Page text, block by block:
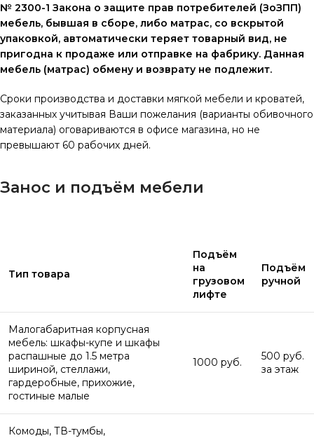
№ 2300-1 Закона о защите прав потребителей (ЗоЗПП)
мебель, бывшая в сборе, либо матрас, со вскрытой
упаковкой, автоматически теряет товарный вид, не
пригодна к продаже или отправке на фабрику. Данная
мебель (матрас) обмену и возврату не подлежит.
Сроки производства и доставки мягкой мебели и кроватей,
заказанных учитывая Ваши пожелания (варианты обивочного
материала) оговариваются в офисе магазина, но не
превышают 60 рабочих дней.
Занос и подъём мебели
Тип товара
Подъём
на
грузовом
лифте
Подъём
ручной
Малогабаритная корпусная
мебель: шкафы-купе и шкафы
распашные до 1.5 метра
шириной, стеллажи,
гардеробные, прихожие,
гостиные малые
1000 руб.
500 руб.
за этаж
Комоды, ТВ-тумбы,